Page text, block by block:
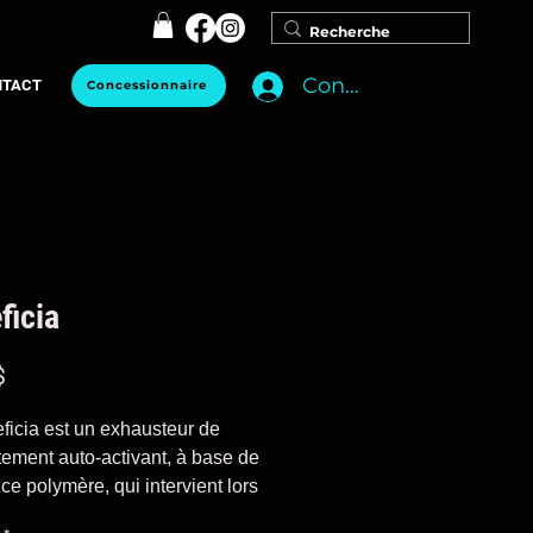
Concessionnaire Connexion
est un exhausteur de
auto-activant, à base de
polymère, qui intervient lors